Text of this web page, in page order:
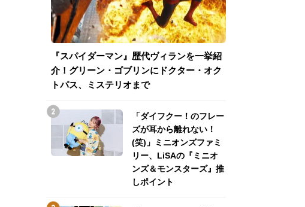
『スパイダーマン』歴代ヴィランを一挙紹
介！グリーン・ゴブリンにドクター・オク
トパス、ミステリオまで
「ダイフクー！のフレー
ズが耳から離れない！
(笑)」ミニオンズファミ
リー、LiSAの『ミニオ
ンズ＆モンスターズ』推
しポイント